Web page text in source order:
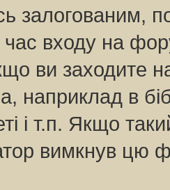
залогованим,
час входу на
ви заходите
наприклад в
і т.п. Якщо
вимкнув цю